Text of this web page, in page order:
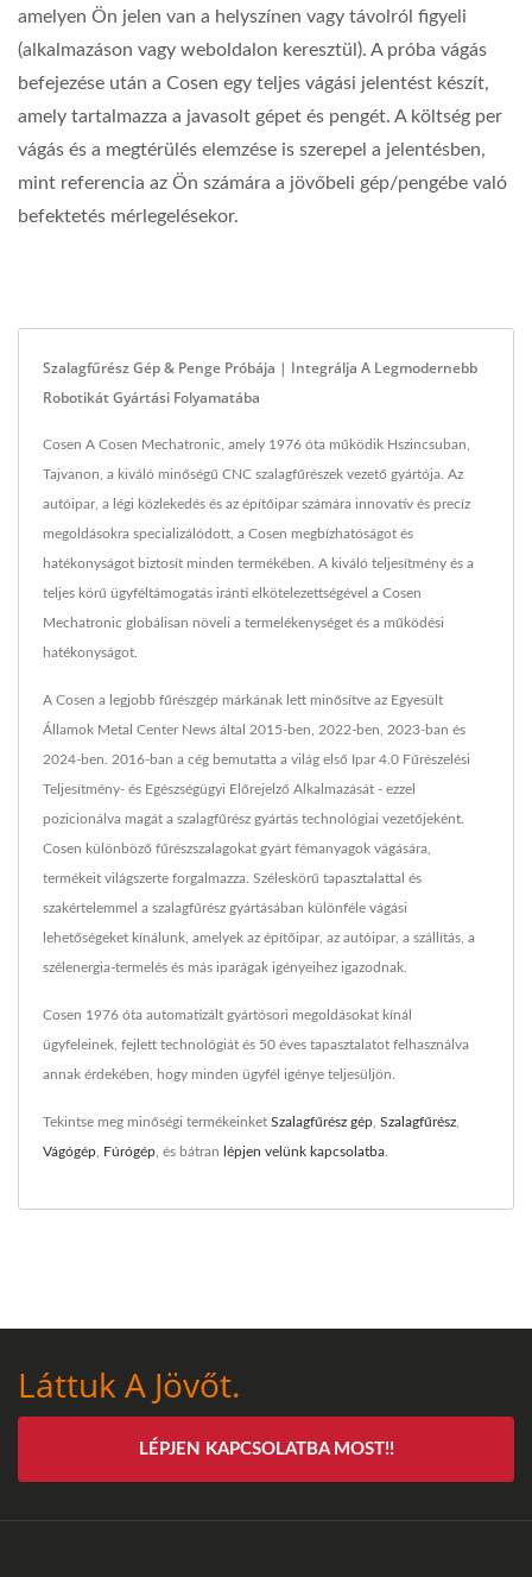
amelyen Ön jelen van a helyszínen vagy távolról figyeli
(alkalmazáson vagy weboldalon keresztül). A próba vágás
befejezése után a Cosen egy teljes vágási jelentést készít,
amely tartalmazza a javasolt gépet és pengét. A költség per
vágás és a megtérülés elemzése is szerepel a jelentésben,
mint referencia az Ön számára a jövőbeli gép/pengébe való
befektetés mérlegelésekor.
Szalagfűrész Gép & Penge Próbája | Integrálja A Legmodernebb
Robotikát Gyártási Folyamatába
Cosen A Cosen Mechatronic, amely 1976 óta működik Hszincsuban,
Tajvanon, a kiváló minőségű CNC szalagfűrészek vezető gyártója. Az
autóipar, a légi közlekedés és az építőipar számára innovatív és precíz
megoldásokra specializálódott, a Cosen megbízhatóságot és
hatékonyságot biztosít minden termékében. A kiváló teljesítmény és a
teljes körű ügyféltámogatás iránti elkötelezettségével a Cosen
Mechatronic globálisan növeli a termelékenységet és a működési
hatékonyságot.
A Cosen a legjobb fűrészgép márkának lett minősítve az Egyesült
Államok Metal Center News által 2015-ben, 2022-ben, 2023-ban és
2024-ben. 2016-ban a cég bemutatta a világ első Ipar 4.0 Fűrészelési
Teljesítmény- és Egészségügyi Előrejelző Alkalmazását - ezzel
pozicionálva magát a szalagfűrész gyártás technológiai vezetőjeként.
Cosen különböző fűrészszalagokat gyárt fémanyagok vágására,
termékeit világszerte forgalmazza. Széleskörű tapasztalattal és
szakértelemmel a szalagfűrész gyártásában különféle vágási
lehetőségeket kínálunk, amelyek az építőipar, az autóipar, a szállítás, a
szélenergia-termelés és más iparágak igényeihez igazodnak.
Cosen 1976 óta automatizált gyártósori megoldásokat kínál
ügyfeleinek, fejlett technológiát és 50 éves tapasztalatot felhasználva
annak érdekében, hogy minden ügyfél igénye teljesüljön.
Tekintse meg minőségi termékeinket Szalagfűrész gép Szalagfűrész
Vágógép Fúrógép , és bátran lépjen velünk kapcsolatba
Láttuk A Jövőt.
LÉPJEN KAPCSOLATBA MOST!!